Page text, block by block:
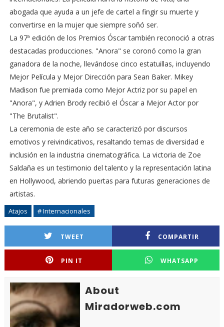
abogada que ayuda a un jefe de cartel a fingir su muerte y
convertirse en la mujer que siempre soñó ser.
La 97ª edición de los Premios Óscar también reconoció a otras
destacadas producciones. "Anora" se coronó como la gran
ganadora de la noche, llevándose cinco estatuillas, incluyendo
Mejor Película y Mejor Dirección para Sean Baker. Mikey
Madison fue premiada como Mejor Actriz por su papel en
"Anora", y Adrien Brody recibió el Óscar a Mejor Actor por
"The Brutalist".
La ceremonia de este año se caracterizó por discursos
emotivos y reivindicativos, resaltando temas de diversidad e
inclusión en la industria cinematográfica. La victoria de Zoe
Saldaña es un testimonio del talento y la representación latina
en Hollywood, abriendo puertas para futuras generaciones de
artistas.
Atajos # Internacionales
TWEET COMPARTIR
PIN IT WHATSAPP
About
Miradorweb.com